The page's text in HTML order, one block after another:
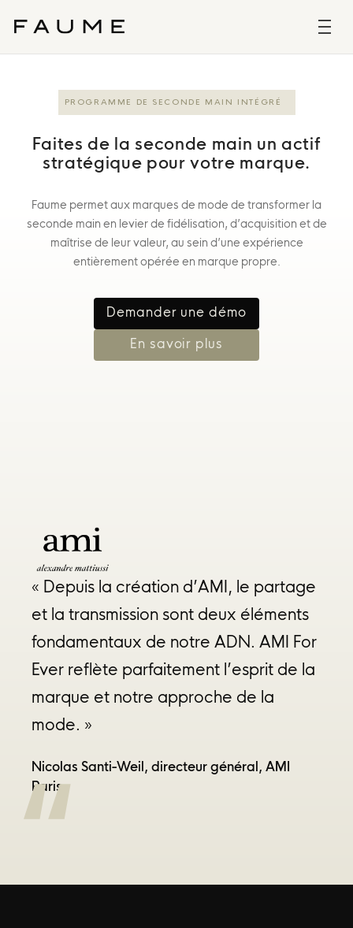
PROGRAMME DE SECONDE MAIN INTÉGRÉ
Faites de la seconde main un actif
stratégique pour votre marque.
Faume permet aux marques de mode de transformer la
seconde main en levier de fidélisation, d’acquisition et de
maîtrise de leur valeur, au sein d’une expérience
entièrement opérée en marque propre.
Demander une démo
En savoir plus
« Depuis la création d’AMI, le partage
et la transmission sont deux éléments
fondamentaux de notre ADN. AMI For
Ever reflète parfaitement l’esprit de la
marque et notre approche de la
mode. »
Nicolas Santi-Weil, directeur général, AMI
Paris